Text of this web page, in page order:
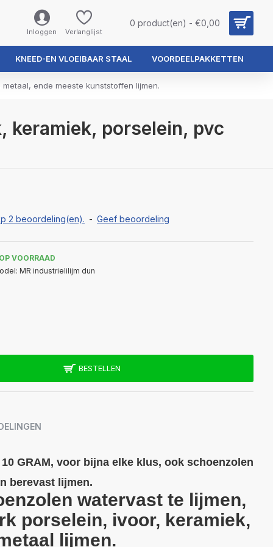
Inloggen Verlanglijst
0 product(en) - €0,00
KNEED-EN VLOEIBAAR STAAL VOORDEELPAKKETTEN
metaal, ende meeste kunststoffen lijmen.
keramiek, porselein, pvc
2 beoordeling(en). - Geef beoordeling
OP VOORRAAD
MR industrielilijm dun
BESTELLEN
10 GRAM, voor bijna elke klus, ook schoenzolen
berevast lijmen.
watervast te lijmen,
porselein, ivoor, keramiek,
lijmen.